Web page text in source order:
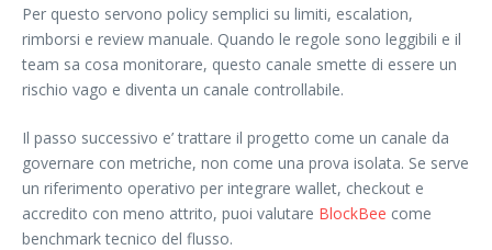
Per questo servono policy semplici su limiti, escalation,
rimborsi e review manuale. Quando le regole sono leggibili e il
team sa cosa monitorare, questo canale smette di essere un
rischio vago e diventa un canale controllabile.
Il passo successivo e’ trattare il progetto come un canale da
governare con metriche, non come una prova isolata. Se serve
un riferimento operativo per integrare wallet, checkout e
accredito con meno attrito, puoi valutare BlockBee come
benchmark tecnico del flusso.